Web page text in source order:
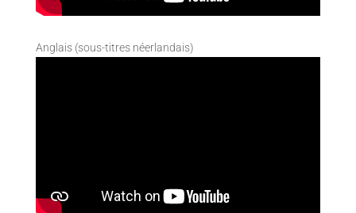
Anglais (sous-titres néerlandais)